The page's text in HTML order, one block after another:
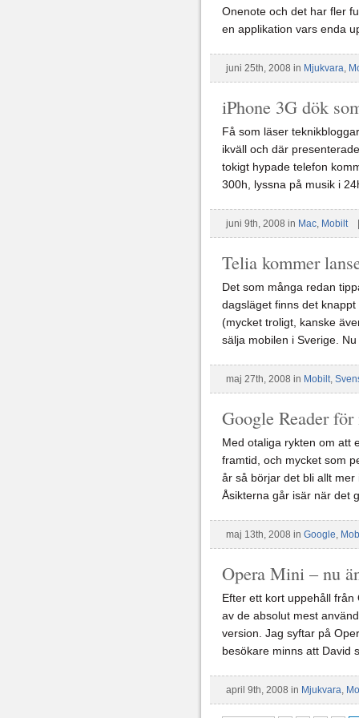
Onenote och det har fler
en applikation vars enda
juni 25th, 2008 in Mjukvara,
iPhone 3G dök
Få som läser
ikväll och där
tokigt hypade telefon
300h, lyssna på musik i
juni 9th, 2008 in Mac, Mobilt
Telia kommer
Det som många redan
dagsläget finns det
(mycket troligt, kanske
sälja mobilen i Sverige.
maj 27th, 2008 in Mobilt,
Google Reader
Med otaliga rykten om att
framtid, och mycket som
år så börjar det bli allt mer
Åsikterna går isär när det
maj 13th, 2008 in Google,
Opera Mini – nu
Efter ett kort uppehåll
av de absolut mest
version. Jag syftar på
besökare minns att David
april 9th, 2008 in Mjukvara,